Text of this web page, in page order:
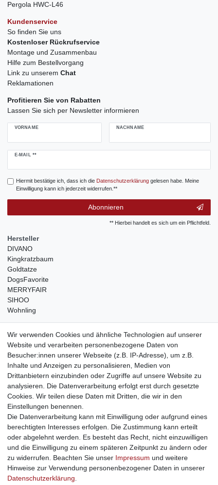
Pergola HWC-L46
Kundenservice
So finden Sie uns
Kostenloser Rückrufservice
Montage und Zusammenbau
Hilfe zum Bestellvorgang
Link zu unserem Chat
Reklamationen
Profitieren Sie von Rabatten
Lassen Sie sich per Newsletter informieren
VORNAME NACHNAME
E-MAIL **
Newsletter
Hiermit bestätige ich, dass ich die Daten­schutz­erklärunggelesen habe. Meine
Einwilligung kann ich jederzeit widerrufen.**
Abonnieren
** Hierbei handelt es sich um ein Pflichtfeld.
Hersteller
DIVANO
Kingkratzbaum
Goldtatze
DogsFavorite
MERRYFAIR
SIHOO
Wohnling
weitere Shops
traumlampen- Lampen und Kronleuchter
kinderwagencenter- Exklusive und günstige Kinderwagen
gastrogeraete24- alles für Gastronomie und Imbiss
soziale Medien
Facebook
sicher einkaufen
Sichere Bestellung und Zahlung via SSL Verschlüsselung
Wir verwenden Cookies und ähnliche Technologien auf unserer
Website und verarbeiten personenbezogene Daten von
Besucher:innen unserer Webseite (z.B. IP-Adresse), um z.B.
Inhalte und Anzeigen zu personalisieren, Medien von
Drittanbietern einzubinden oder Zugriffe auf unsere Website zu
analysieren. Die Datenverarbeitung erfolgt erst durch gesetzte
Cookies. Wir teilen diese Daten mit Dritten, die wir in den
Einstellungen benennen.
Die Datenverarbeitung kann mit Einwilligung oder aufgrund eines
berechtigten Interesses erfolgen. Die Zustimmung kann erteilt
oder abgelehnt werden. Es besteht das Recht, nicht einzuwilligen
und die Einwilligung zu einem späteren Zeitpunkt zu ändern oder
zu widerrufen. Beachten Sie unser Impressum und weitere
Hinweise zur Verwendung personenbezogener Daten in unserer
Daten­schutz­erklärung